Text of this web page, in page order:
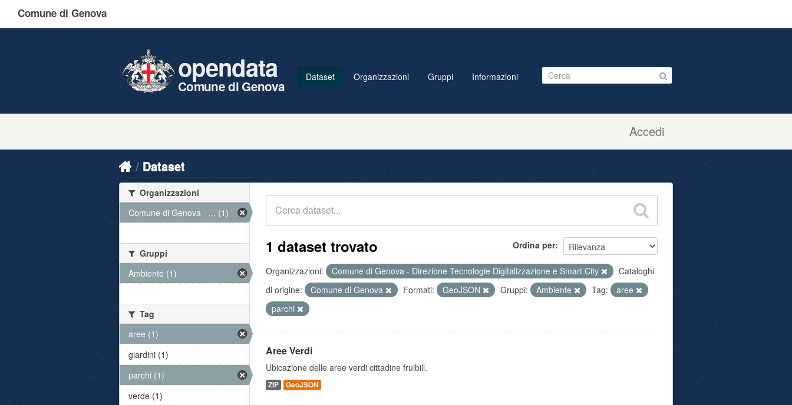
Comune di Genova
Accedi
opendata
Comune di Genova
Dataset Organizzazioni Gruppi Informazioni
Dataset
Ordina per
1 dataset trovato
Organizzazioni: Comune di Genova - Direzione Tecnologie Digitalizzazione e Smart City
Cataloghi
di origine:
Comune di Genova Formati: GeoJSON Gruppi: Ambiente Tag:
aree
parchi
Aree Verdi
Ubicazione delle aree verdi cittadine fruibili.
ZIP GeoJSON
Organizzazioni
Comune di Genova - ... (1)
Gruppi
Ambiente (1)
Tag
aree (1)
giardini (1)
parchi (1)
verde (1)